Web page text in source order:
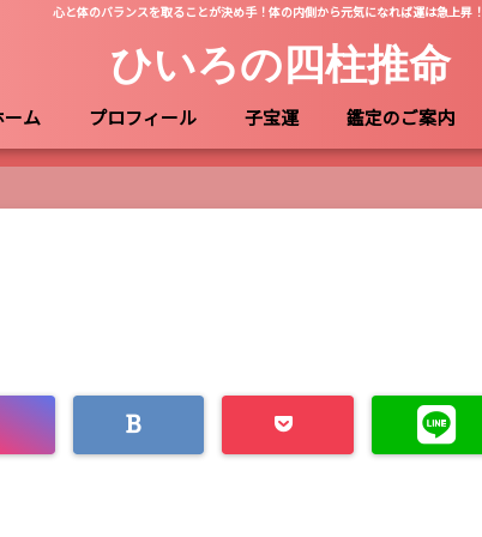
心と体のバランスを取ることが決め手！体の内側から元気になれば運は急上昇！
ひいろの四柱推命
ーム プロフィール 子宝運 鑑定のご案内